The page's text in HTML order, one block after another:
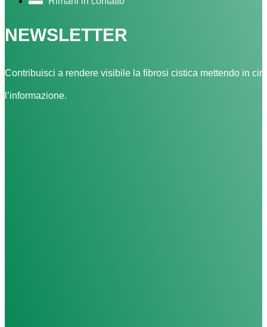
NEWSLETTER
Contribuisci a rendere visibile la fibrosi cistica mettendo in
l’informazione.